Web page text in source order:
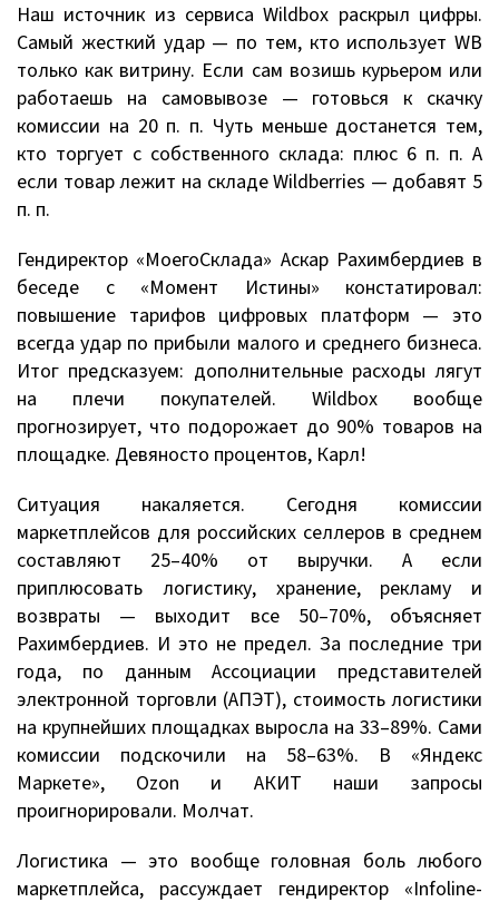
Наш источник из сервиса Wildbox раскрыл цифры.
Самый жесткий удар — по тем, кто использует WB
только как витрину. Если сам возишь курьером или
работаешь на самовывозе — готовься к скачку
комиссии на 20 п. п. Чуть меньше достанется тем,
кто торгует с собственного склада: плюс 6 п. п. А
если товар лежит на складе Wildberries — добавят 5
п. п.
Гендиректор «МоегоСклада» Аскар Рахимбердиев в
беседе с «Момент Истины» констатировал:
повышение тарифов цифровых платформ — это
всегда удар по прибыли малого и среднего бизнеса.
Итог предсказуем: дополнительные расходы лягут
на плечи покупателей. Wildbox вообще
прогнозирует, что подорожает до 90% товаров на
площадке. Девяносто процентов, Карл!
Ситуация накаляется. Сегодня комиссии
маркетплейсов для российских селлеров в среднем
составляют 25–40% от выручки. А если
приплюсовать логистику, хранение, рекламу и
возвраты — выходит все 50–70%, объясняет
Рахимбердиев. И это не предел. За последние три
года, по данным Ассоциации представителей
электронной торговли (АПЭТ), стоимость логистики
на крупнейших площадках выросла на 33–89%. Сами
комиссии подскочили на 58–63%. В «Яндекс
Маркете», Ozon и АКИТ наши запросы
проигнорировали. Молчат.
Логистика — это вообще головная боль любого
маркетплейса, рассуждает гендиректор «Infoline-